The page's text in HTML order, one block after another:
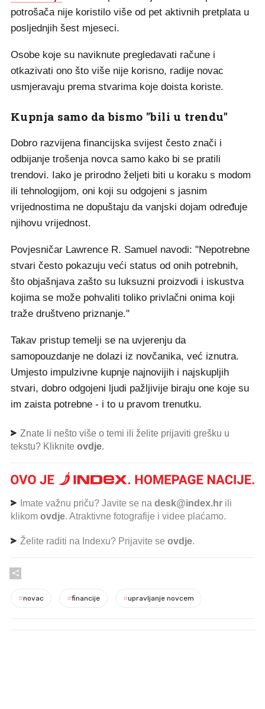
potrošača nije koristilo više od pet aktivnih pretplata u
posljednjih šest mjeseci.
Osobe koje su naviknute pregledavati račune i
otkazivati ono što više nije korisno, radije novac
usmjeravaju prema stvarima koje doista koriste.
Kupnja samo da bismo "bili u trendu"
Dobro razvijena financijska svijest često znači i
odbijanje trošenja novca samo kako bi se pratili
trendovi. Iako je prirodno željeti biti u koraku s modom
ili tehnologijom, oni koji su odgojeni s jasnim
vrijednostima ne dopuštaju da vanjski dojam određuje
njihovu vrijednost.
Povjesničar Lawrence R. Samuel navodi: "Nepotrebne
stvari često pokazuju veći status od onih potrebnih,
što objašnjava zašto su luksuzni proizvodi i iskustva
kojima se može pohvaliti toliko privlačni onima koji
traže društveno priznanje."
Takav pristup temelji se na uvjerenju da
samopouzdanje ne dolazi iz novčanika, već iznutra.
Umjesto impulzivne kupnje najnovijih i najskupljih
stvari, dobro odgojeni ljudi pažljivije biraju one koje su
im zaista potrebne - i to u pravom trenutku.
Znate li nešto više o temi ili želite prijaviti grešku u
tekstu? Kliknite ovdje.
Imate važnu priču? Javite se na desk@index.hr ili
klikom ovdje. Atraktivne fotografije i videe plaćamo.
Želite raditi na Indexu? Prijavite se ovdje.
#novac #financije #upravljanje novcem